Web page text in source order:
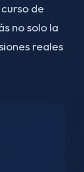
de
no solo la
reales